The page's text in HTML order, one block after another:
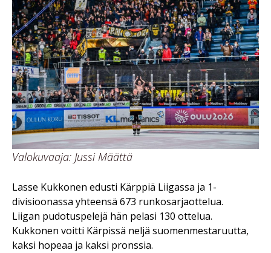
Valokuvaaja: Jussi Määttä
Lasse Kukkonen edusti Kärppiä Liigassa ja 1-
divisioonassa yhteensä 673 runkosarjaottelua.
Liigan pudotuspelejä hän pelasi 130 ottelua.
Kukkonen voitti Kärpissä neljä suomenmestaruutta,
kaksi hopeaa ja kaksi pronssia.